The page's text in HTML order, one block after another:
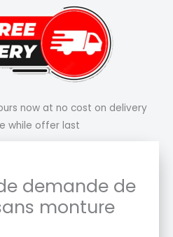
now at no cost on delivery
while offer last
demande de
monture